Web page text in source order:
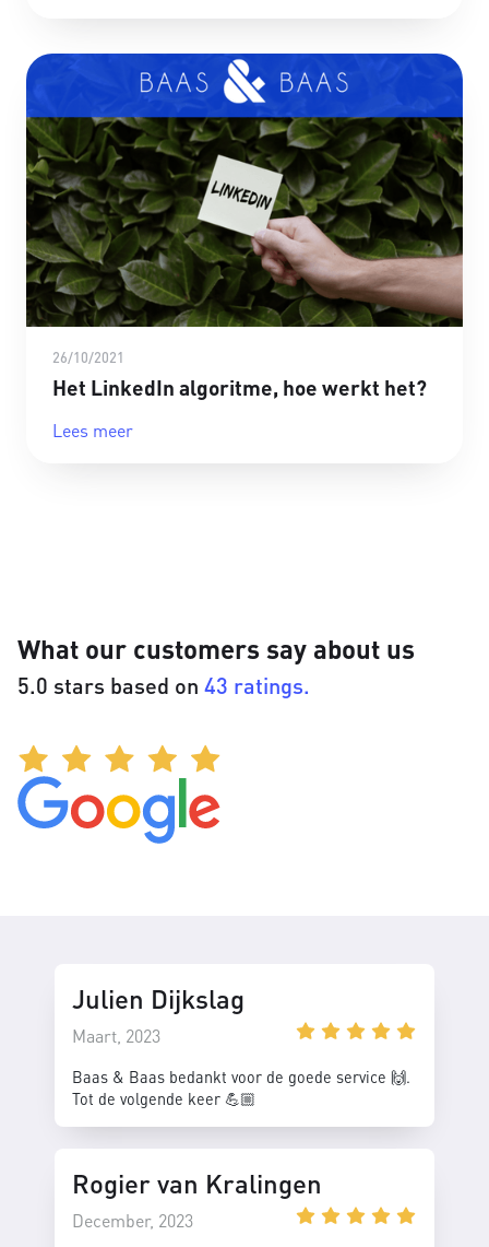
26/10/2021
Het LinkedIn algoritme, hoe werkt het?
Lees meer
What our customers say about us
5.0 stars based on 43 ratings.
Julien Dijkslag
Maart, 2023
Baas & Baas bedankt voor de goede service 🙌.
Tot de volgende keer 💪🏼
Rogier van Kralingen
December, 2023